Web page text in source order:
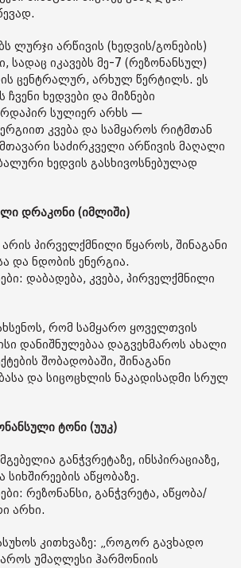
ლურჯი არწივის (ხედვის/გონების)
იკავებს მე-7 (რეზონანსულ)
ცენტრალურ, არხულ წერტილს. ეს
ხედვები და მიზნები
სულიერ არხს —
კვება და სამყაროს რიტმთან
საძირკველი არწივის მაღალი
ხედვის გასხივოსნებულად
დრაკონი (იმლიში)
პირველქმნილი წყაროს, შინაგანი
და ნდობის ენერგია.
დაბადება, კვება, პირველქმნილი
რომ სამყარო ყოველთვის
დანიშნულებაა დაგვეხმაროს ახალი
შობადობაში, შინაგანი
და სიცოცხლის ნაკადისადმი სრულ
ტონი (უუკ)
განჭვრეტაზე, ინსპირაციაზე,
სიხშირეების აწყობაზე.
რეზონანსი, განჭვრეტა, აწყობა/
არხი.
კითხვაზე: „როგორ გავხადო
უმაღლესი ჰარმონიის